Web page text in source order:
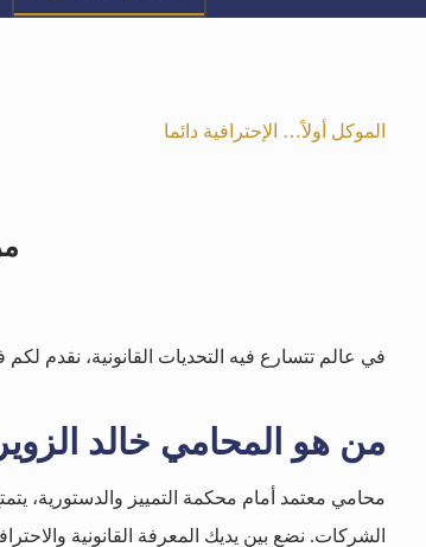
الموكل أولاً… الإحترافية دائما
في عالم تتسارع فيه التحديات القانونية، نقدم لكم
من هو المحامي خالد
الشركات. نضع بين يديك المعرفة القانونية